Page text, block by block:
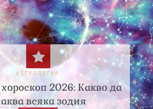
АСТРОЛОГИЯ
2026: Какво да
всяка зодия